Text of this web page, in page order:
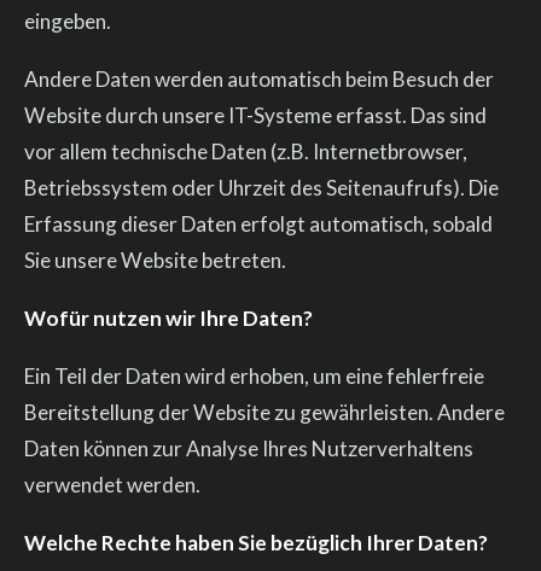
eingeben.
Andere Daten werden automatisch beim Besuch der
Website durch unsere IT-Systeme erfasst. Das sind
vor allem technische Daten (z.B. Internetbrowser,
Betriebssystem oder Uhrzeit des Seitenaufrufs). Die
Erfassung dieser Daten erfolgt automatisch, sobald
Sie unsere Website betreten.
Wofür nutzen wir Ihre Daten?
Ein Teil der Daten wird erhoben, um eine fehlerfreie
Bereitstellung der Website zu gewährleisten. Andere
Daten können zur Analyse Ihres Nutzerverhaltens
verwendet werden.
Welche Rechte haben Sie bezüglich Ihrer Daten?